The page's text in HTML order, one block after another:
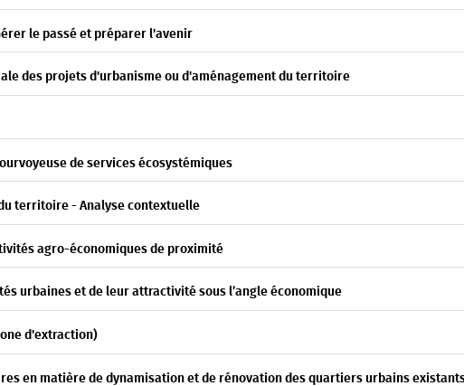
le passé et préparer l'avenir
des projets d'urbanisme ou d'aménagement du territoire
de services écosystémiques
territoire - Analyse contextuelle
agro-économiques de proximité
urbaines et de leur attractivité sous l’angle économique
d'extraction)
en matière de dynamisation et de rénovation des quartiers urbains